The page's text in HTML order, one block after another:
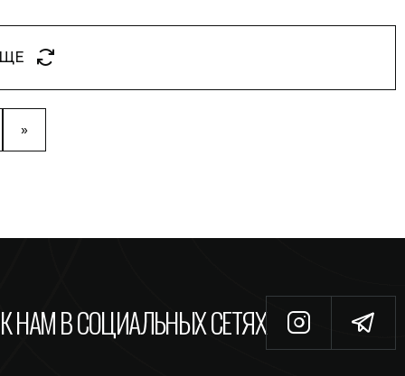
»
НАМ В СОЦИАЛЬНЫХ СЕТЯХ